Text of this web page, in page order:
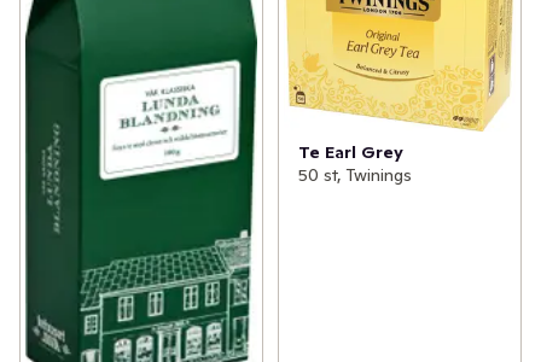
Te Earl Grey
50 st, Twinings